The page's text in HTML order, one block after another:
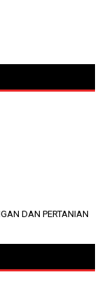
DAN PERTANIAN